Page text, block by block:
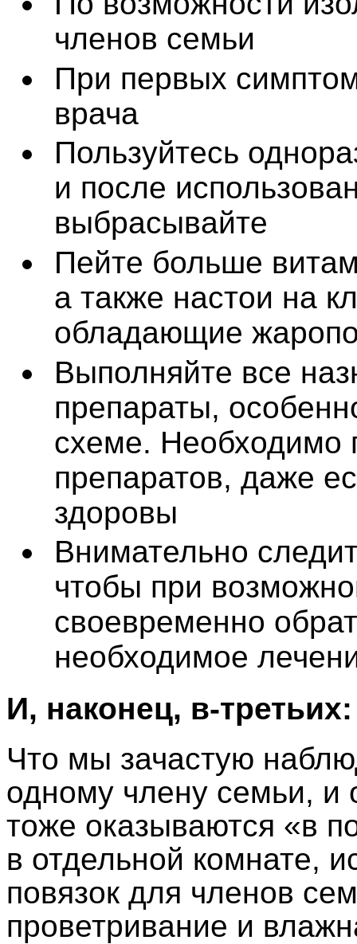
членов семьи
При первых
врача
Пользуйтесь
и после
выбрасывайте
Пейте больше
а также настои на
обладающие
Выполняйте все
препараты,
схеме. Необходимо
препаратов, даже
здоровы
Внимательно
чтобы при
своевременно
необходимое
И, наконец, в-третьих:
Что мы зачастую
одному члену семьи, и
тоже оказываются «в
в отдельной комнате,
повязок для членов
проветривание и